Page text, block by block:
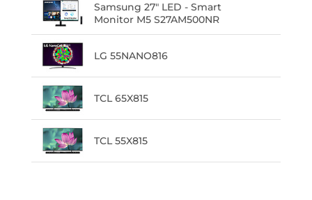
Samsung 27" LED - Smart
Monitor M5 S27AM500NR
LG 55NANO816
TCL 65X815
TCL 55X815